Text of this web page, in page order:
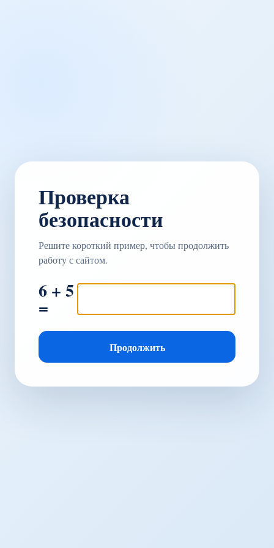
Проверка
безопасности
Решите короткий пример, чтобы продолжить
работу с сайтом.
6 + 5
=
Продолжить